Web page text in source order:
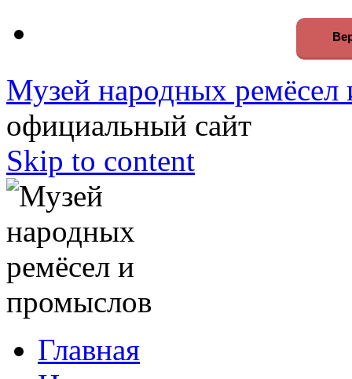
Музей народных ремёсел
официальный сайт
Skip to content
Главная